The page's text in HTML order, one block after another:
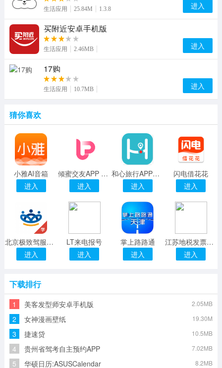
生活应用 25.84M 1.3.8 进入
买附近安卓手机版
生活应用 2.46MB 进入
17购
生活应用 10.7MB 进入
猜你喜欢
小雅AI音箱
进入
倾蜜交友APP v1.0
进入
和心旅行APP手机版
进入
闪电借花花
进入
北京极致驾服手机版
进入
LT来电报号
进入
掌上路路通
进入
江苏地税发票验证
进入
下载排行
1 美客发型师安卓手机版 2.05MB
2 女神漫画壁纸 19.30M
3 捷速贷 10.5MB
4 贵州省驾考自主预约APP 7.02MB
5 华硕日历:ASUSCalendar 8.2MB